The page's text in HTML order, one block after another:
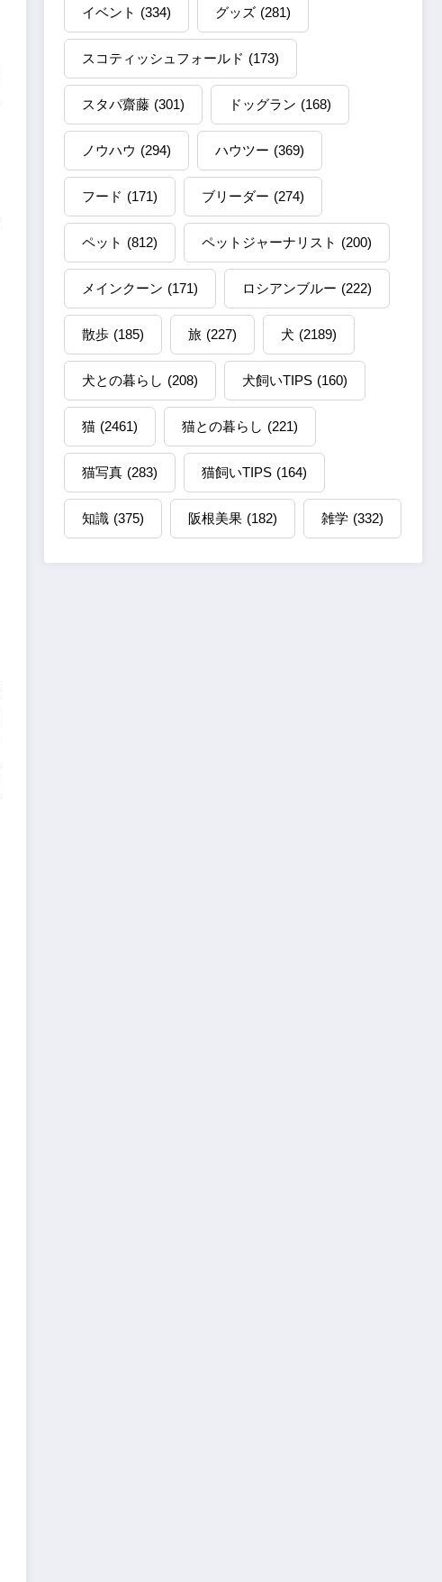
イベント (334) グッズ (281)
スコティッシュフォールド (173)
スタパ齋藤 (301) ドッグラン (168)
ノウハウ (294) ハウツー (369)
フード (171) ブリーダー (274)
ペット (812) ペットジャーナリスト (200)
メインクーン (171) ロシアンブルー (222)
散歩 (185) 旅 (227) 犬 (2189)
犬との暮らし (208) 犬飼いTIPS (160)
猫 (2461) 猫との暮らし (221)
猫写真 (283) 猫飼いTIPS (164)
知識 (375) 阪根美果 (182) 雑学 (332)